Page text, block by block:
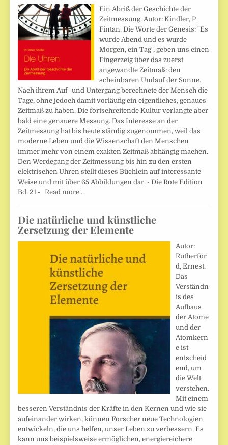
Ein Abriß der Geschichte der
Zeitmessung. Autor: Kindler, P.
Fintan. Die Worte der Genesis: "Es
wurde Abend und es wurde
Morgen, ein Tag", geben uns einen
Fingerzeig über das zuerst
angewandte Zeitmaß: den
scheinbaren Umlauf der Sonne.
Nach ihrem Auf- und Untergang berechnete der Mensch die
Tage, ohne jedoch damit vorläufig ein eigentliches, genaues
Zeitmaß zu haben. Die fortschreitende Kultur verlangte aber
bald eine genauere Messung. Das Interesse an der
Zeitmessung hat bis heute ständig zugenommen, weil das
moderne Leben und die Wissenschaft den Menschen
immer mehr von einem exakten Zeitmaß abhängig machen.
Den Werdegang der Zeitmessung bis hin zu den ersten
elektrischen Uhren stellt dieses Büchlein auf interessante
Weise und mit über 65 Abbildungen dar. - Die Rote Edition
Bd. 21 - Read more…
Die natürliche und künstliche
Zersetzung der Elemente
Autor:
Rutherfor
d, Ernest.
Das
Verständn
is des
Aufbaus
der Atome
und der
Atomkern
e ist
entscheid
end, um
die Welt
verstehen.
Mit einem
besseren Verständnis der Kräfte in den Kernen und wie sie
aufeinander wirken, können Forscher neue Technologien
entwickeln, die uns helfen, unser Leben zu verbessern. Es
kann uns beispielsweise ermöglichen, energiereichere